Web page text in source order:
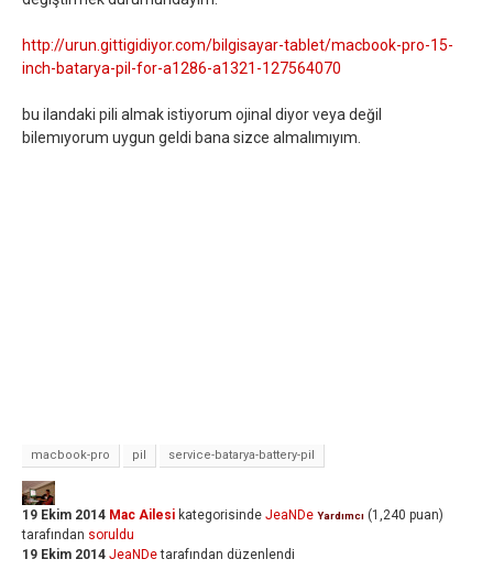
http://urun.gittigidiyor.com/bilgisayar-tablet/macbook-pro-15-
inch-batarya-pil-for-a1286-a1321-127564070
bu ilandaki pili almak istiyorum ojinal diyor veya değil
bilemıyorum uygun geldi bana sizce almalımıyım.
macbook-pro pil service-batarya-battery-pil
19 Ekim 2014 Mac Ailesi kategorisinde JeaNDe Yardımcı (1,240 puan)
tarafından soruldu
19 Ekim 2014 JeaNDetarafından düzenlendi